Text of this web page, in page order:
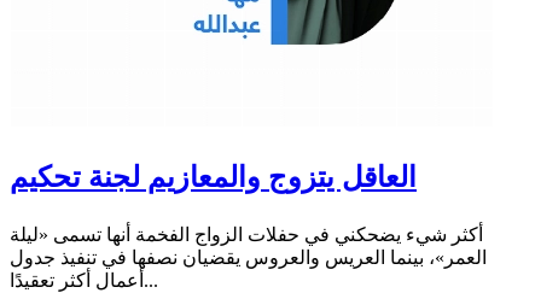
العاقل يتزوج والمعازيم لجنة تحكيم
أكثر شيء يضحكني في حفلات الزواج الفخمة أنها تسمى «ليلة
العمر»، بينما العريس والعروس يقضيان نصفها في تنفيذ جدول
أعمال أكثر تعقيدًا...